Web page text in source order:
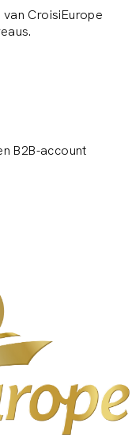
CroisiEurope
B2B-account